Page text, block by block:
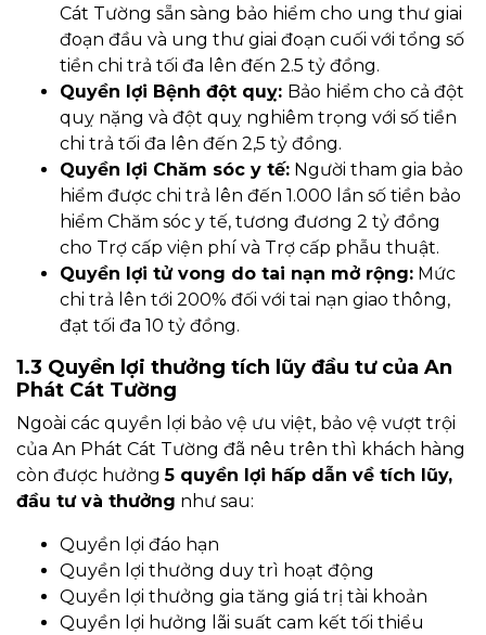
Cát Tường sẵn sàng bảo hiểm cho ung thư giai
đoạn đầu và ung thư giai đoạn cuối với tổng số
tiền chi trả tối đa lên đến 2.5 tỷ đồng.
Quyền lợi Bệnh đột quỵ: Bảo hiểm cho cả đột
quỵ nặng và đột quỵ nghiêm trọng với số tiền
chi trả tối đa lên đến 2,5 tỷ đồng.
Quyền lợi Chăm sóc y tế: Người tham gia bảo
hiểm được chi trả lên đến 1.000 lần số tiền bảo
hiểm Chăm sóc y tế, tương đương 2 tỷ đồng
cho Trợ cấp viện phí và Trợ cấp phẫu thuật.
Quyền lợi tử vong do tai nạn mở rộng: Mức
chi trả lên tới 200% đối với tai nạn giao thông,
đạt tối đa 10 tỷ đồng.
1.3 Quyền lợi thưởng tích lũy đầu tư của An
Phát Cát Tường
Ngoài các quyền lợi bảo vệ ưu việt, bảo vệ vượt trội
của An Phát Cát Tường đã nêu trên thì khách hàng
còn được hưởng5 quyền lợi hấp dẫn về tích lũy,
đầu tư và thưởng như sau:
Quyền lợi đáo hạn
Quyền lợi thưởng duy trì hoạt động
Quyền lợi thưởng gia tăng giá trị tài khoản
Quyền lợi hưởng lãi suất cam kết tối thiểu